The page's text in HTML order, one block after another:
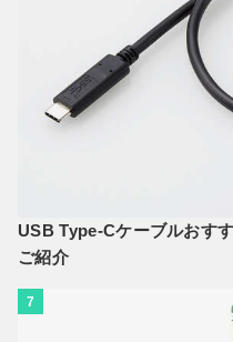
USB Type-Cケーブルおす
ご紹介
7